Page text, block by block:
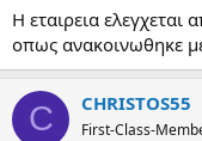
H εταιρεια
οπως ανακοινωθηκε
C CHRISTOS55
First-Class-